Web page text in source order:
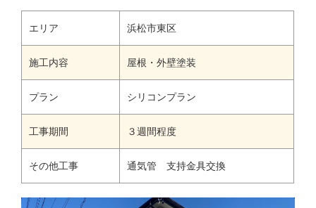
エリア 浜松市東区
施工内容 屋根・外壁塗装
プラン シリコンプラン
工事期間 ３週間程度
その他工事 通気管 支持金具交換